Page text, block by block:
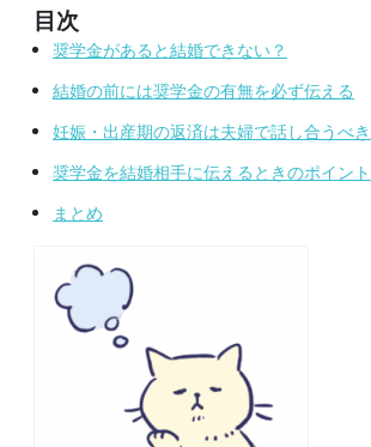
目次
奨学金があると結婚できない？
結婚の前には奨学金の有無を必ず伝える
妊娠・出産期の返済は夫婦で話し合うべき
奨学金を結婚相手に伝えるときのポイント
まとめ